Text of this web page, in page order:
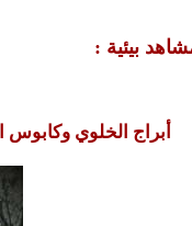
بيئية :
أبراج الخلوي وكابوس